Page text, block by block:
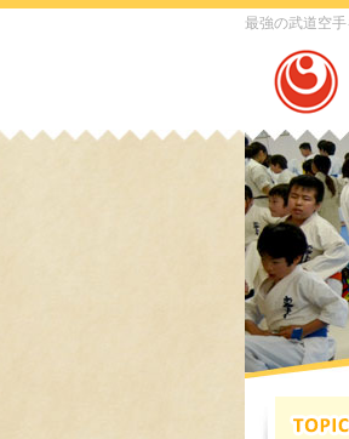
最強の武道空